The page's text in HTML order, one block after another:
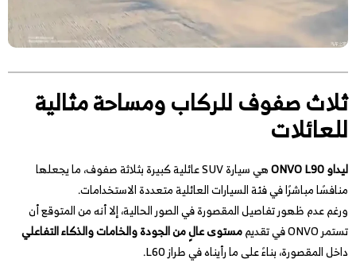
ثلاث صفوف للركاب ومساحة مثالية
للعائلات
ليداو ONVO L90
هي سيارة SUV عائلية كبيرة بثلاثة صفوف، ما يجعلها
منافسًا مباشرًا في فئة السيارات العائلية متعددة الاستخدامات.
ورغم عدم ظهور تفاصيل المقصورة في الصور الحالية، إلا أنه من المتوقع أن
تستمر ONVO في تقديم
مستوى عالٍ من الجودة والخامات والذكاء التفاعلي
داخل المقصورة، بناءً على ما رأيناه في طراز L60.